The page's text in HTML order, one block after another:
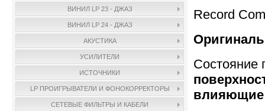
ВИНИЛ LP 23 - ДЖАЗ
ВИНИЛ LP 24 - ДЖАЗ
АКУСТИКА
УСИЛИТЕЛИ
ИСТОЧНИКИ
LP ПРОИГРЫВАТЕЛИ И ФОНОКОРРЕКТОРЫ
СЕТЕВЫЕ ФИЛЬТРЫ И КАБЕЛИ
Record
Состояние
влияющие